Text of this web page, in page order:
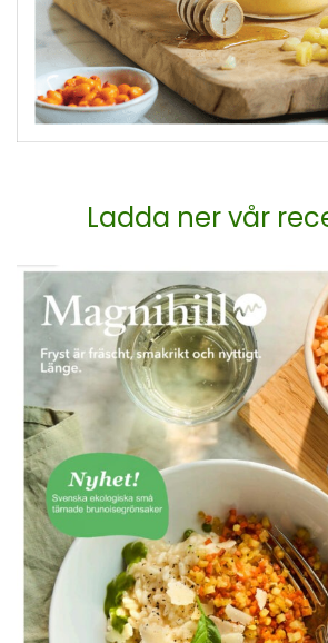
Ladda ner vår